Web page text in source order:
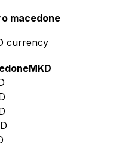
macedone
currency
MKD